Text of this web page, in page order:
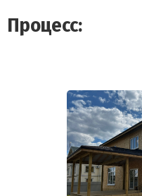
Процесс: